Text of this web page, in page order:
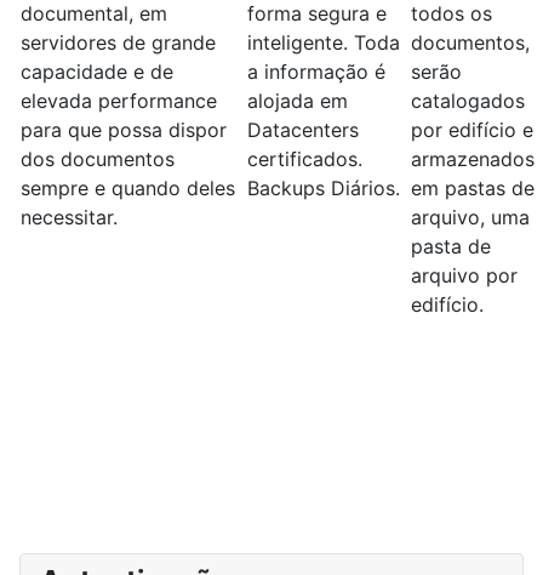
documental, em
servidores de grande
capacidade e de
elevada performance
para que possa dispor
dos documentos
sempre e quando deles
necessitar.
forma segura e
inteligente. Toda
a informação é
alojada em
Datacenters
certificados.
Backups Diários.
todos os
documentos,
serão
catalogados
por edifício e
armazenados
em pastas de
arquivo, uma
pasta de
arquivo por
edifício.